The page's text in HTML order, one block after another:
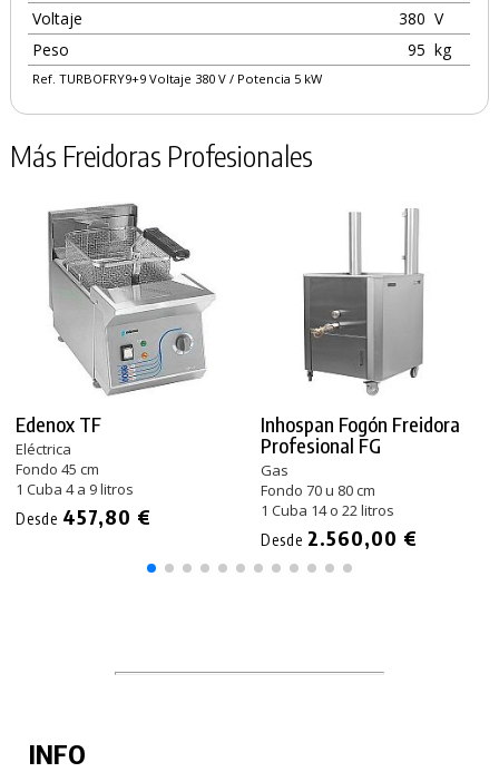
Voltaje
380 V
Peso
95 kg
Ref. TURBOFRY9+9 Voltaje 380 V / Potencia 5 kW
Más Freidoras Profesionales
Edenox TF
Eléctrica
Fondo 45 cm
1 Cuba 4 a 9 litros
Desde 457,80 €
Inhospan Fogón Freidora
Profesional FG
Gas
Fondo 70 u 80 cm
1 Cuba 14 o 22 litros
Desde 2.560,00 €
INFO